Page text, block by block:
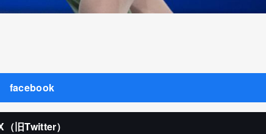
facebook
（旧Twitter）